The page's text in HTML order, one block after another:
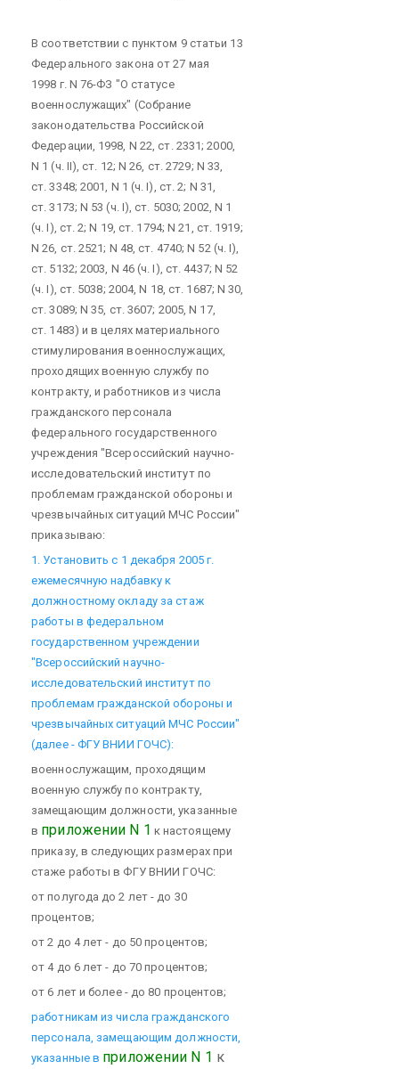
В соответствии с пунктом 9 статьи 13
Федерального закона от 27 мая
1998 г. N 76-ФЗ "О статусе
военнослужащих" (Собрание
законодательства Российской
Федерации, 1998, N 22, ст. 2331; 2000,
N 1 (ч. II), ст. 12; N 26, ст. 2729; N 33,
ст. 3348; 2001, N 1 (ч. I), ст. 2; N 31,
ст. 3173; N 53 (ч. I), ст. 5030; 2002, N 1
(ч. I), ст. 2; N 19, ст. 1794; N 21, ст. 1919;
N 26, ст. 2521; N 48, ст. 4740; N 52 (ч. I),
ст. 5132; 2003, N 46 (ч. I), ст. 4437; N 52
(ч. I), ст. 5038; 2004, N 18, ст. 1687; N 30,
ст. 3089; N 35, ст. 3607; 2005, N 17,
ст. 1483) и в целях материального
стимулирования военнослужащих,
проходящих военную службу по
контракту, и работников из числа
гражданского персонала
федерального государственного
учреждения "Всероссийский научно-
исследовательский институт по
проблемам гражданской обороны и
чрезвычайных ситуаций МЧС России"
приказываю:
1. Установить с 1 декабря 2005 г.
ежемесячную надбавку к
должностному окладу за стаж
работы в федеральном
государственном учреждении
"Всероссийский научно-
исследовательский институт по
проблемам гражданской обороны и
чрезвычайных ситуаций МЧС России"
(далее - ФГУ ВНИИ ГОЧС):
военнослужащим, проходящим
военную службу по контракту,
замещающим должности, указанные
в приложении N 1 к настоящему
приказу, в следующих размерах при
стаже работы в ФГУ ВНИИ ГОЧС:
от полугода до 2 лет - до 30
процентов;
от 2 до 4 лет - до 50 процентов;
от 4 до 6 лет - до 70 процентов;
от 6 лет и более - до 80 процентов;
работникам из числа гражданского
персонала, замещающим должности,
указанные в приложении N 1 к